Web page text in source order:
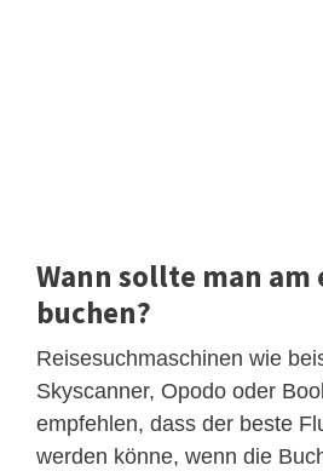
Wann sollte man am
buchen?
Reisesuchmaschinen wie
Skyscanner, Opodo oder
empfehlen, dass der beste
werden könne, wenn die